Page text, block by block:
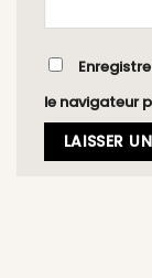
le navigateur